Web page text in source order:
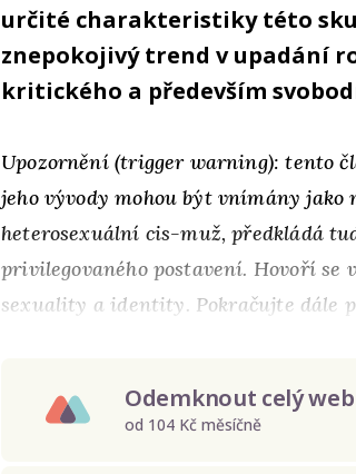
určité charakteristiky této
znepokojivý trend v upadání
kritického a především
Upozornění (trigger warning): tento
jeho vývody mohou být vnímány jako
heterosexuální cis-muž, předkládá
privilegovaného postavení. Hovoří se
sexuality a identity. Pokračujte dále
Odemknout celý web
od 104 Kč měsíčně